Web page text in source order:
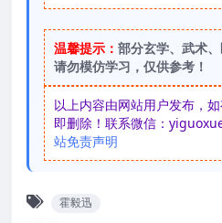
温馨提示： 部分玄学、武术
请勿模仿学习，仅供参考！
以上内容由网站用户发布，
即删除！联系微信：
站免责声明
霍毅迅